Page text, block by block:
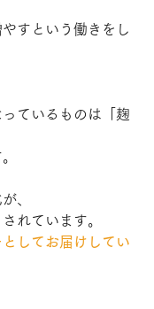
すという働きをし
ているものは「麹
、
れています。
してお届けしてい